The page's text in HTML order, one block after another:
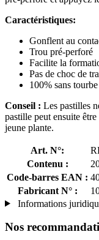
Caractéristiques:
Gonflent au
Trou pré-perforé
Facilite la
Pas de choc de
100% sans tourbe
Conseil : Les pastilles
pastille peut ensuite
jeune plante.
Art. N°:
Contenu :
Code-barres EAN :
Fabricant N° :
Informations
Nos